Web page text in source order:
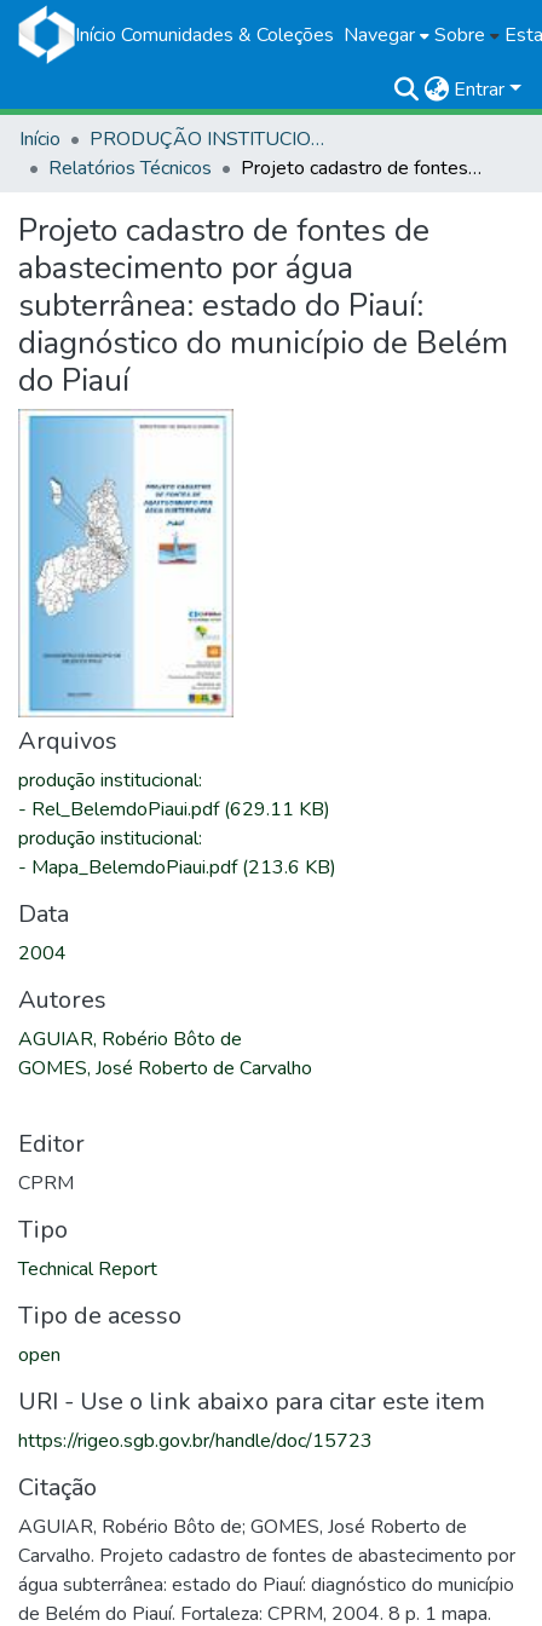
Início Comunidades & Coleções Navegar Sobre
Entrar
Início
PRODUÇÃO INSTITUCIONAL
Relatórios Técnicos
Projeto cadastro de fontes de abastecimento por água subterrânea: estado do Piauí: diagnóstico do município de Belém do Piauí
Projeto cadastro de fontes de
abastecimento por água
subterrânea: estado do Piauí:
diagnóstico do município de Belém
do Piauí
Arquivos
produção institucional:
- Rel_BelemdoPiaui.pdf(629.11 KB)
produção institucional:
- Mapa_BelemdoPiaui.pdf(213.6 KB)
Data
2004
Autores
AGUIAR, Robério Bôto de
GOMES, José Roberto de Carvalho
Editor
CPRM
Tipo
Technical Report
Tipo de acesso
open
URI - Use o link abaixo para citar este item
https://rigeo.sgb.gov.br/handle/doc/15723
Citação
AGUIAR, Robério Bôto de; GOMES, José Roberto de
Carvalho. Projeto cadastro de fontes de abastecimento por
água subterrânea: estado do Piauí: diagnóstico do município
de Belém do Piauí. Fortaleza: CPRM, 2004. 8 p. 1 mapa.